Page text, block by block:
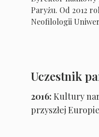
Paryżu. Od 2012
Neofilologii
Uczestnik
2016: Kultury
przyszłej Europie